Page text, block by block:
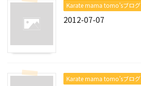
Karate mama tomo’sブログ
2012-07-07
Karate mama tomo’sブログ